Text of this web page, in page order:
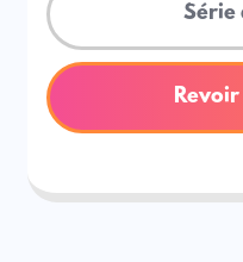
Série